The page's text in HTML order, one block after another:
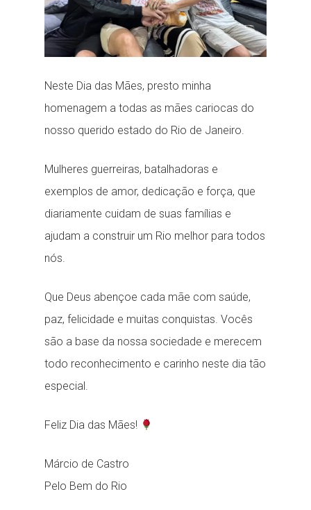
Neste Dia das Mães, presto minha
homenagem a todas as mães cariocas do
nosso querido estado do Rio de Janeiro.
Mulheres guerreiras, batalhadoras e
exemplos de amor, dedicação e força, que
diariamente cuidam de suas famílias e
ajudam a construir um Rio melhor para todos
nós.
Que Deus abençoe cada mãe com saúde,
paz, felicidade e muitas conquistas. Vocês
são a base da nossa sociedade e merecem
todo reconhecimento e carinho neste dia tão
especial.
Feliz Dia das Mães!
Márcio de Castro
Pelo Bem do Rio